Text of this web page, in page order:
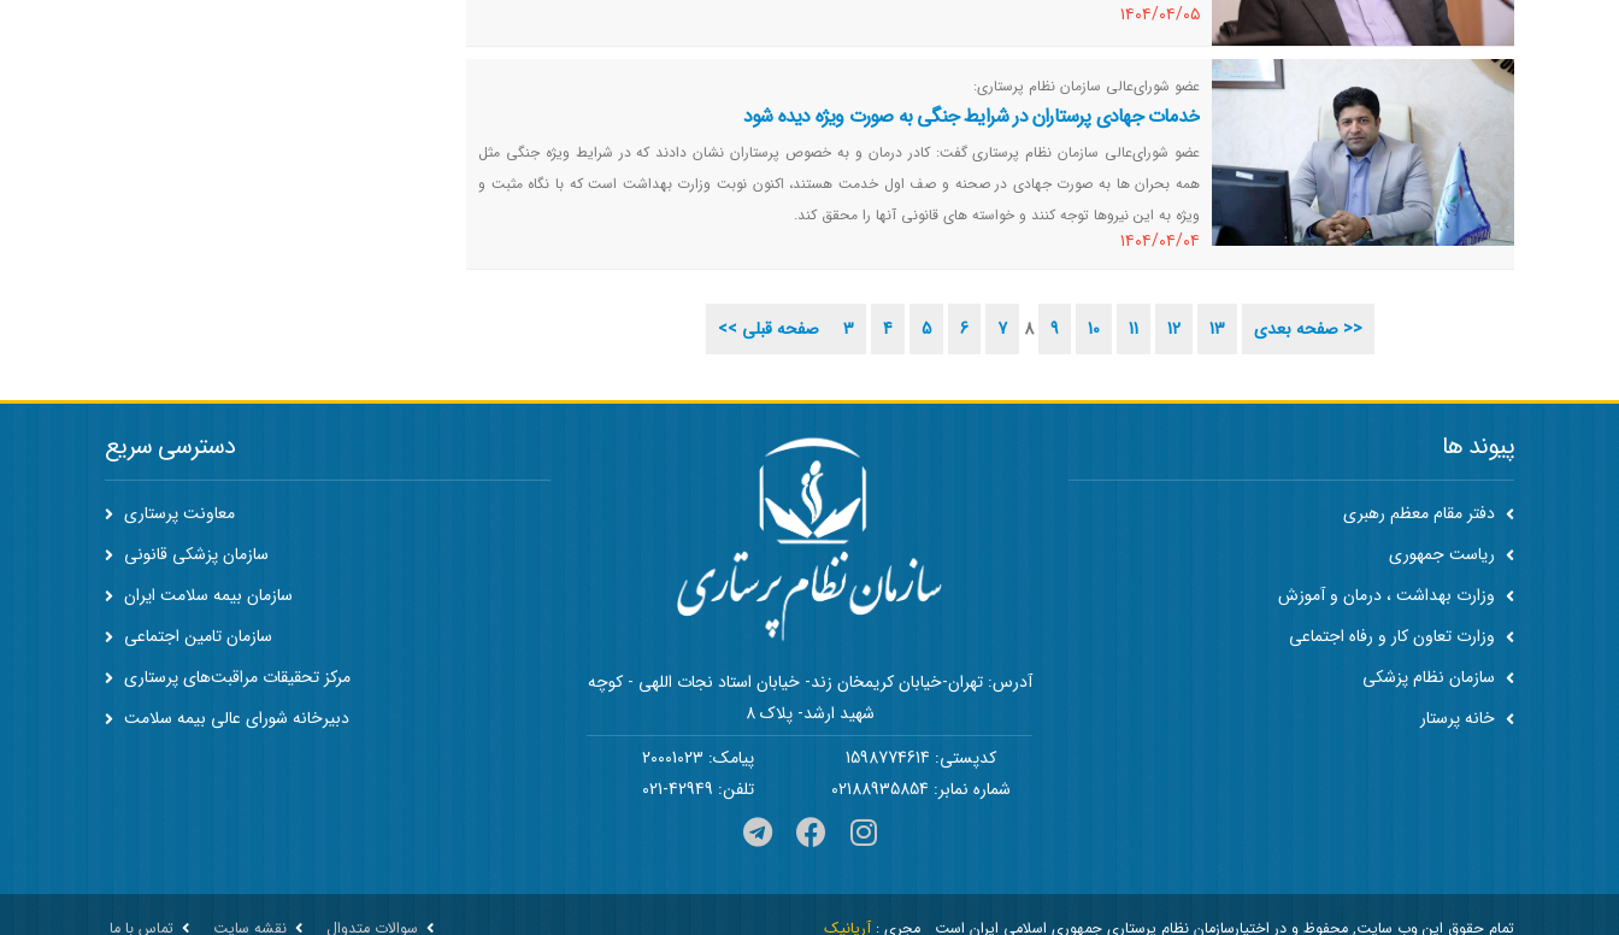
١٤٠٤/٠٤/٠٥
عضو شورای‌عالی سازمان نظام پرستاری:
خدمات جهادی پرستاران در شرایط جنگی به صورت ویژه دیده شود
عضو شورای‌عالی سازمان نظام پرستاری گفت: کادر درمان و به خصوص پرستاران نشان دادند که در شرایط ویژه جنگی مثل
همه بحران ها به صورت جهادی در صحنه و صف اول خدمت هستند، اکنون نوبت وزارت بهداشت است که با نگاه مثبت و
ویژه به این نیروها توجه کنند و خواسته‌ های قانونی آنها را محقق کند.
١٤٠٤/٠٤/٠٤
<< صفحه قبلی 3 4 5 6 7 8 9 10 11 12 13 صفحه بعدی >>
پیوند ها
دفتر مقام معظم رهبری
ریاست جمهوری
وزارت بهداشت ، درمان و آموزش
وزارت تعاون کار و رفاه اجتماعی
سازمان نظام پزشکی
خانه پرستار
آدرس: تهران-خیابان کریمخان زند- خیابان استاد نجات اللهی - کوچه
شهید ارشد- پلاک 8
کدپستی: 1598774614
پیامک: 20001023
شماره نمابر: 02188935854
تلفن: 42949-021
دسترسی سریع
معاونت پرستاری
سازمان پزشکی قانونی
سازمان بیمه سلامت ایران
سازمان تامین اجتماعی
مرکز تحقیقات مراقبت‌های پرستاری
دبیرخانه شورای عالی بیمه سلامت
تمام حقوق این وب سایت, محفوظ و در اختیارسازمان نظام پرستاری جمهوری اسلامی ایران است مجری :آریانیک سوالات متدوال نقشه سایت تماس با ما